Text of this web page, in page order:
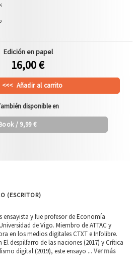
Edición en papel
16,00 €
<<< Añadir al carrito
disponible en
/ 9,99 €
(ESCRITOR)
ensayista y fue profesor de Economía
de Vigo. Miembro de ATTAC y
en los medios digitales CTXT e Infolibre.
despilfarro de las naciones (2017) y Crítica
digital (2019), este ensayo ... Ver más